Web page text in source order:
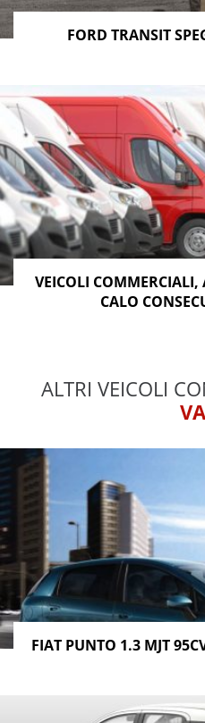
FORD TRANSIT
VEICOLI COMMERCIALI,
CALO
ALTRI VEICOLI
FIAT PUNTO 1.3 MJT